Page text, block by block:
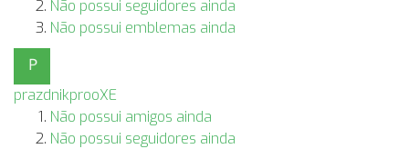
Não possui seguidores ainda
Não possui emblemas ainda
prazdnikprooXE
Não possui amigos ainda
Não possui seguidores ainda